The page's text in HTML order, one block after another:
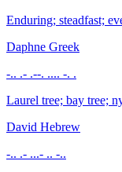
Enduring; steadfast;
Daphne Greek
-.. .- .--. .... -. .
Laurel tree; bay tree;
David Hebrew
-.. .- ...- .. -..